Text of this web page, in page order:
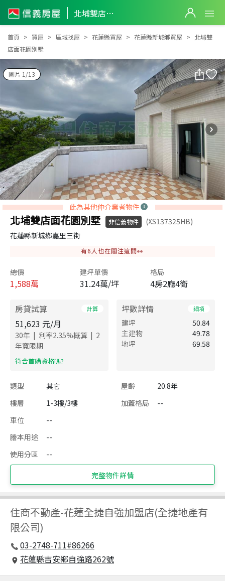
北埔雙店面花園別墅
北埔雙店面花園別墅
首頁 買屋 區域找屋 花蓮縣買屋 花蓮縣新城鄉買屋
北埔雙
店面花園別墅
圖片 1/13
此為其他仲介業者物件
北埔雙店面花園別墅 非信義物件
(XS137325HB)
花蓮縣新城鄉嘉里三街
有6 人也在關注這間👀
總價
1,588萬
建坪單價
31.24萬/坪
格局
4房2廳4衛
房貸試算 計算
51,623 元/月
30年 | 利率2.35%概算 | 2
年寬限期
​符合首購資格嗎?
坪數詳情 細項
建坪
50.84
主建物
49.78
地坪
69.58
類型 其它 屋齡
20.8年
樓層
1-3樓/3樓 加蓋格局
--
車位
--
謄本用途
--
使用分區
--
完整物件詳情
住商不動產-花蓮全捷自強加盟店(全捷地產有
限公司)
03-2748-711#86266
花蓮縣吉安鄉自強路262號